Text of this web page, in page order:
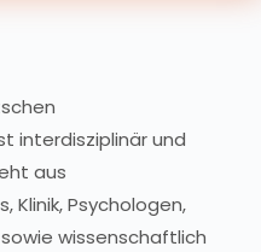
interdisziplinär und
aus
Klinik, Psychologen,
wissenschaftlich